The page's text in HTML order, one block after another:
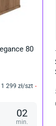
80
1 299 zł/szt -
02
min.